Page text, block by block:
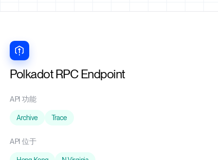
Polkadot RPC Endpoint
API 功能
Archive Trace
API 位于